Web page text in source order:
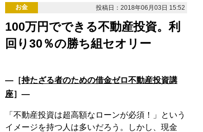
お金
投稿日：2018年06月03日 15:52
100万円でできる不動産投資。利
回り30％の勝ち組セオリー
―［持たざる者のための借金ゼロ不動産投資講
座］―
「不動産投資は超高額なローンが必須！」という
イメージを持つ人は多いだろう。しかし、現金